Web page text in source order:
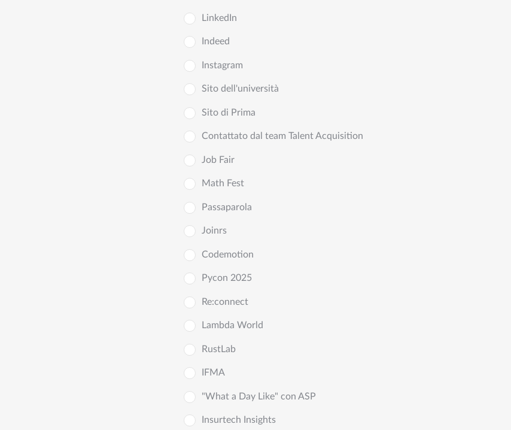
LinkedIn
Indeed
Instagram
Sito dell'università
Sito di Prima
Contattato dal team Talent Acquisition
Job Fair
Math Fest
Passaparola
Joinrs
Codemotion
Pycon 2025
Re:connect
Lambda World
RustLab
IFMA
"What a Day Like" con ASP
Insurtech Insights